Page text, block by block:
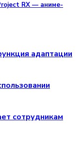
RX — аниме-
адаптации
сотрудникам